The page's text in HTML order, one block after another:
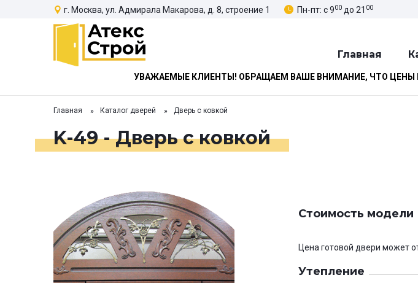
г. Москва, ул. Адмирала Макарова, д. 8, строение 1 Пн-пт: с 900 до 21 00
Главная
УВАЖАЕМЫЕ КЛИЕНТЫ! ОБРАЩАЕМ ВАШЕ ВНИМАНИЕ, ЧТО
Главная Каталог дверей Дверь с ковкой
K-49 - Дверь с ковкой
Стоимость модели
Цена готовой двери может
Утепление